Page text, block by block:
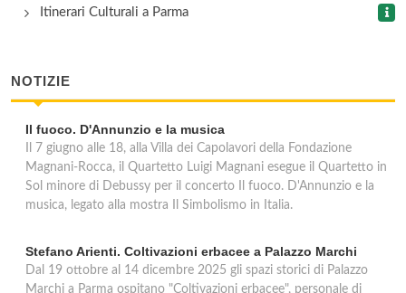
Itinerari Culturali a Parma
NOTIZIE
Il fuoco. D'Annunzio e la musica
Il 7 giugno alle 18, alla Villa dei Capolavori della Fondazione
Magnani-Rocca, il Quartetto Luigi Magnani esegue il Quartetto in
Sol minore di Debussy per il concerto Il fuoco. D'Annunzio e la
musica, legato alla mostra Il Simbolismo in Italia.
Stefano Arienti. Coltivazioni erbacee a Palazzo Marchi
Dal 19 ottobre al 14 dicembre 2025 gli spazi storici di Palazzo
Marchi a Parma ospitano "Coltivazioni erbacee", personale di